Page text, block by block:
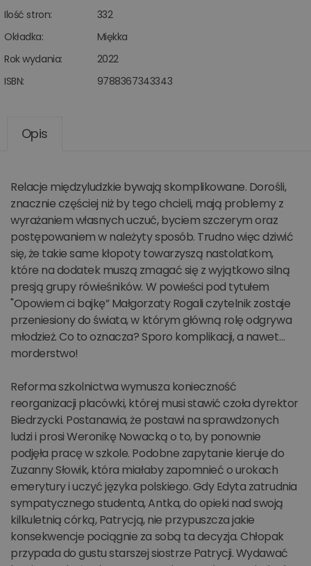
Ilość stron:
332
Okładka:
Miękka
Rok wydania:
2022
ISBN:
9788367343343
Opis
Relacje międzyludzkie bywają skomplikowane. Dorośli,
znacznie częściej niż by tego chcieli, mają problemy z
wyrażaniem własnych uczuć, byciem szczerym oraz
postępowaniem w należyty sposób. Trudno więc dziwić
się, że takie same kłopoty towarzyszą nastolatkom,
które na dodatek muszą zmagać się z wyjątkowo silną
presją grupy rówieśników. W powieści pod tytułem
"Opowiem ci bajkę” Małgorzaty Rogali czytelnik zostaje
przeniesiony do świata, w którym główną rolę odgrywa
młodzież. Co to oznacza? Sporo komplikacji, a nawet…
morderstwo!
Reforma szkolnictwa wymusza konieczność
reorganizacji placówki, której musi stawić czoła dyrektor
Biedrzycki. Postanawia, że postawi na sprawdzonych
ludzi i prosi Weronikę Nowacką o to, by ponownie
podjęła pracę w szkole. Podobne zapytanie kieruje do
Zuzanny Słowik, która miałaby zapomnieć o urokach
emerytury i uczyć języka polskiego. Gdy Edyta zatrudnia
sympatycznego studenta, Antka, do opieki nad swoją
kilkuletnią córką, Patrycją, nie przypuszcza jakie
konsekwencje pociągnie za sobą ta decyzja. Chłopak
przypada do gustu starszej siostrze Patrycji. Wydawać